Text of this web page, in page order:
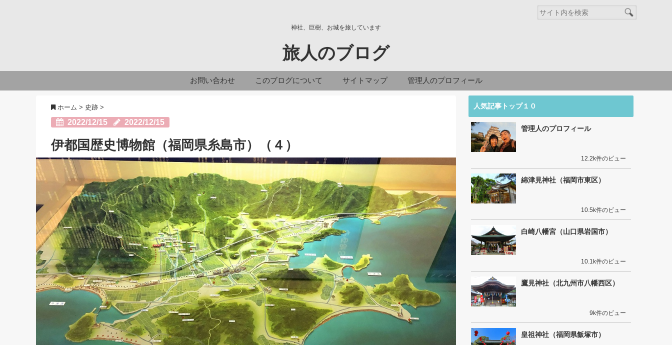
神社、巨樹、お城を旅しています
旅人のブログ
お問い合わせ このブログについて サイトマップ 管理人のプロフィール
ホーム > 史跡 >
2022/12/15 2022/12/15
伊都国歴史博物館（福岡県糸島市）（４）
人気記事トップ１０
管理人のプロフィール
12.2k件のビュー
綿津見神社（福岡市東区）
10.5k件のビュー
白崎八幡宮（山口県岩国市）
10.1k件のビュー
鷹見神社（北九州市八幡西区）
9k件のビュー
皇祖神社（福岡県飯塚市）